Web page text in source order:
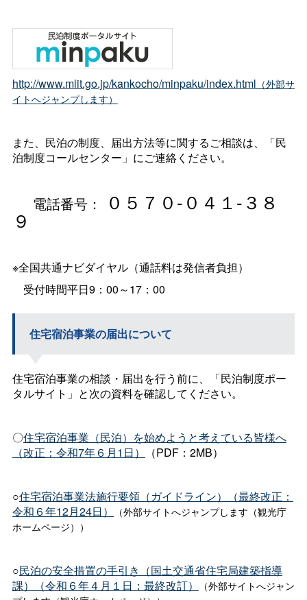
http://www.mlit.go.jp/kankocho/minpaku/index.html （外部サ
イトへジャンプします）
また、民泊の制度、届出方法等に関するご相談は、「民
泊制度コールセンター」にご連絡ください。
電話番号： ０５７０-０４１-３８
９
※全国共通ナビダイヤル（通話料は発信者負担）
受付時間平日9：00～17：00
住宅宿泊事業の届出について
住宅宿泊事業の相談・届出を行う前に、「民泊制度ポー
タルサイト」と次の資料を確認してください。
〇住宅宿泊事業（民泊）を始めようと考えている皆様へ
（改正：令和7年６月1日）
（PDF：2MB）
○住宅宿泊事業法施行要領（ガイドライン）（最終改正：
令和６年12月24日）
（外部サイトへジャンプします（観光庁
ホームページ））
○民泊の安全措置の手引き（国土交通省住宅局建築指導
課）（令和６年４月１日：最終改訂）
（外部サイトへジャン